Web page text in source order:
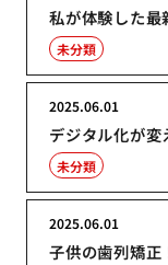
私が体験した最
未分類
デジタル化が
2025.06.01
未分類
子供の歯列矯正
2025.06.01